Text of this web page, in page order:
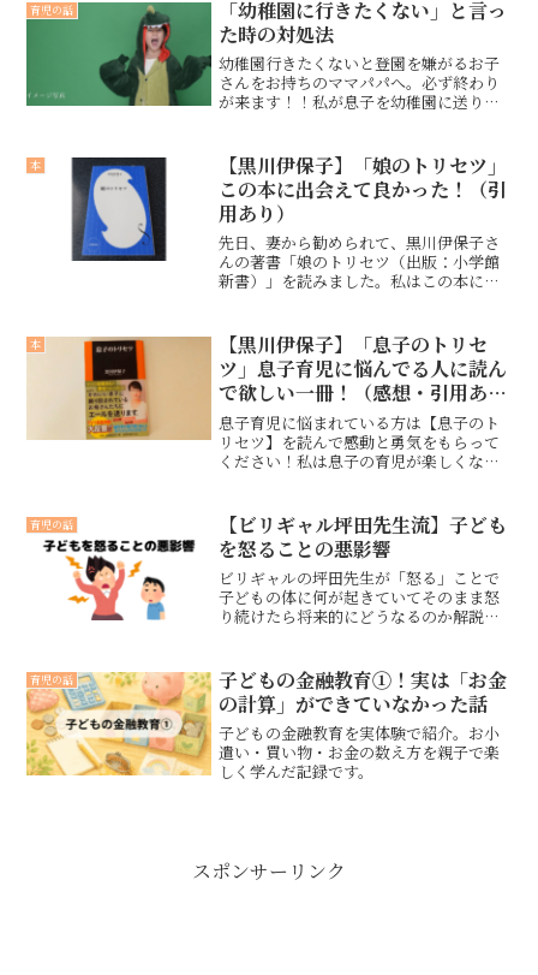
育児の話
「幼稚園に行きたくない」と言っ
た時の対処法
幼稚園行きたくないと登園を嫌がるお子
さんをお持ちのママパパへ。必ず終わり
が来ます！！私が息子を幼稚園に送り出
本
【黒川伊保子】「娘のトリセツ」
この本に出会えて良かった！（引
用あり）
先日、妻から勧められて、黒川伊保子さ
んの著書「娘のトリセツ（出版：小学館
新書）」を読みました。私はこの本に出
の大切さを学ぶことができました。
本
【黒川伊保子】「息子のトリセ
ツ」息子育児に悩んでる人に読ん
で欲しい一冊！（感想・引用あ
り）
息子育児に悩まれている方は【息子のト
リセツ】を読んで感動と勇気をもらって
ください！私は息子の育児が楽しくなり
育児の話
【ビリギャル坪田先生流】子ども
を怒ることの悪影響
ビリギャルの坪田先生が「怒る」ことで
子どもの体に何が起きていてそのまま怒
り続けたら将来的にどうなるのか解説し
育児の話
子どもの金融教育①！実は「お金
の計算」ができていなかった話
子どもの金融教育を実体験で紹介。お小
遣い・買い物・お金の数え方を親子で楽
しく学んだ記録です。
スポンサーリンク